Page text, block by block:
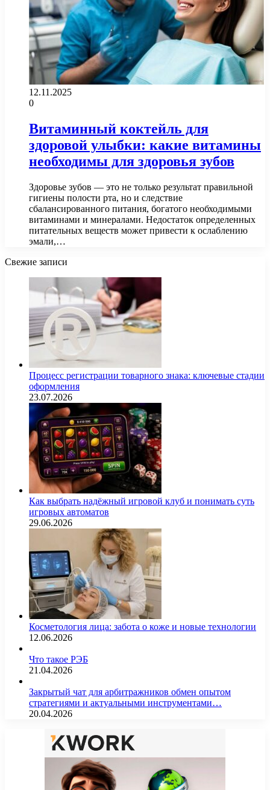
12.11.2025
0
Витаминный коктейль для
здоровой улыбки: какие витамины
необходимы для здоровья зубов
Здоровье зубов — это не только результат правильной
гигиены полости рта, но и следствие
сбалансированного питания, богатого необходимыми
витаминами и минералами. Недостаток определенных
питательных веществ может привести к ослаблению
эмали,…
Свежие записи
Процесс регистрации товарного знака: ключевые стадии
оформления
23.07.2026
Как выбрать надёжный игровой клуб и понимать суть
игровых автоматов
29.06.2026
Косметология лица: забота о коже и новые технологии
12.06.2026
Что такое РЭБ
21.04.2026
Закрытый чат для арбитражников обмен опытом
стратегиями и актуальными инструментами…
20.04.2026